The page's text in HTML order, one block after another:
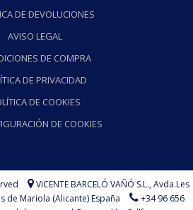
DE DEVOLUCIONES
AVISO LEGAL
DE COMPRA
DE PRIVACIDAD
DE COOKIES
DE COOKIES
VICENTE BARCELÓ VAÑÓ S.L.,Avda.Les
de Mariola (Alicante) España
+34 96 656